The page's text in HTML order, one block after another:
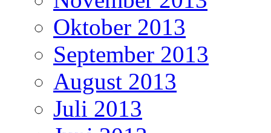
Oktober 2013
September 2013
August 2013
Juli 2013